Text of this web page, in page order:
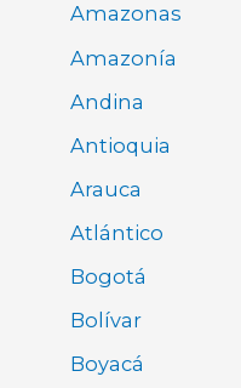
Amazonas
Amazonía
Andina
Antioquia
Arauca
Atlántico
Bogotá
Bolívar
Boyacá